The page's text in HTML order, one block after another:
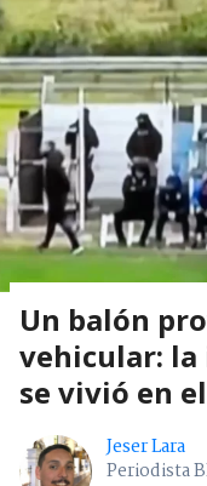
Un balón
vehicular:
se vivió en
Jeser Lara
Periodista